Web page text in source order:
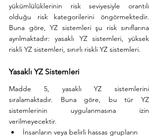
yükümlülüklerinin risk seviyesiyle orantılı
olduğu risk kategorilerini öngörmektedir.
Buna göre, YZ sistemleri şu risk sınıflarına
ayrılmaktadır: yasaklı YZ sistemleri, yüksek
riskli YZ sistemleri, sınırlı riskli YZ sistemleri.
Yasaklı YZ Sistemleri
Madde 5, yasaklı YZ sistemlerini
sıralamaktadır. Buna göre, bu tür YZ
sistemlerinin uygulanmasına izin
verilmeyecektir.
İnsanların veya belirli hassas grupların